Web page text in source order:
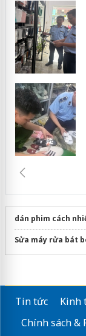
dán phim cách
Sửa máy rửa bát
Tin tức Kinh
Chính sách &